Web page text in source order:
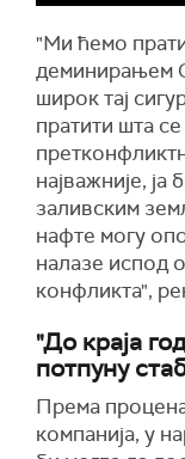
"Ми ћемо
деминирањем
широк тај
пратити шта
најважније, ја
заливским
нафте могу
налазе испод
конфликта",
"До краја
потпуну
Према
компанија, у